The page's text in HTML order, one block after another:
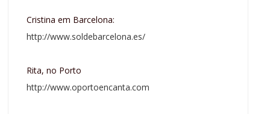
Cristina em Barcelona:
http://www.soldebarcelona.es/
Rita, no Porto
http://www.oportoencanta.com